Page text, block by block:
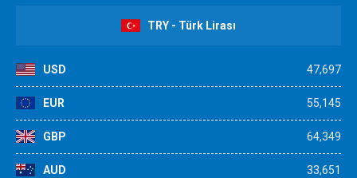
TRY - Türk Lirası
USD 47,697
EUR 55,145
GBP 64,349
AUD 33,651